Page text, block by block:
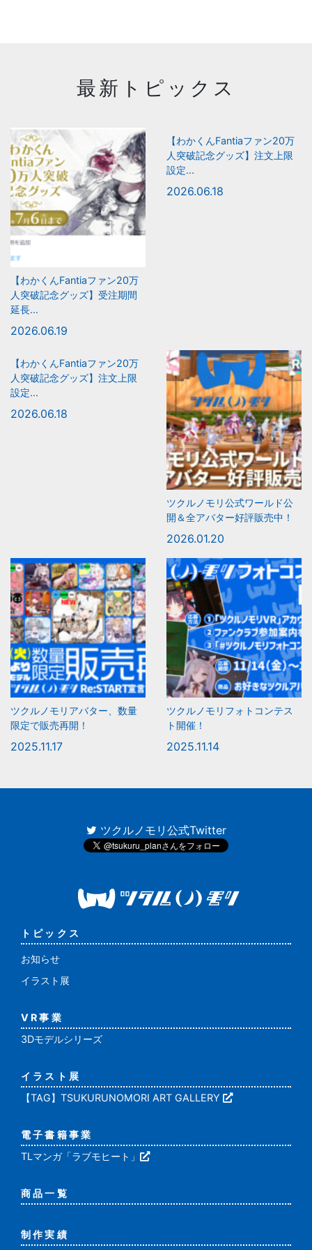
最新トピックス
【わかくんFantiaファン20万
人突破記念グッズ】受注期間
延長...
2026.06.19
【わかくんFantiaファン20万
人突破記念グッズ】注文上限
設定...
2026.06.18
【わかくんFantiaファン20万
人突破記念グッズ】注文上限
設定...
2026.06.18
ツクルノモリ公式ワールド公
開＆全アバター好評販売中！
2026.01.20
ツクルノモリアバター、数量
限定で販売再開！
2025.11.17
ツクルノモリフォトコンテス
ト開催！
2025.11.14
トピックス
お知らせ
イラスト展
VR事業
3Dモデルシリーズ
イラスト展
【TAG】TSUKURUNOMORI ART GALLERY
電子書籍事業
TLマンガ「ラブモヒート」
商品一覧
制作実績
ツクルノモリ公式Twitter